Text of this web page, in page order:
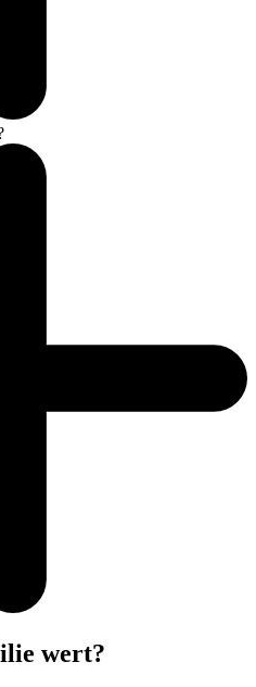
wert?